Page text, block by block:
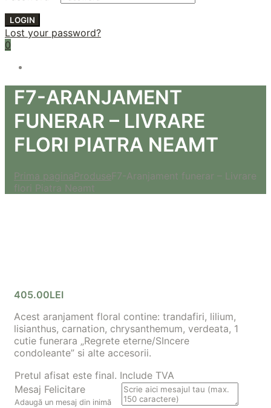
LOGIN
Lost your password?
0
F7-ARANJAMENT
FUNERAR – LIVRARE
FLORI PIATRA NEAMT
Prima pagina ProduseF7-Aranjament funerar – Livrare
flori Piatra Neamt
405.00LEI
Acest aranjament floral contine: trandafiri, lilium,
lisianthus, carnation, chrysanthemum, verdeata, 1
cutie funerara „Regrete eterne/SIncere
condoleante” si alte accesorii.
Pretul afisat este final. Include TVA
Mesaj Felicitare
Adaugă un mesaj din inimă